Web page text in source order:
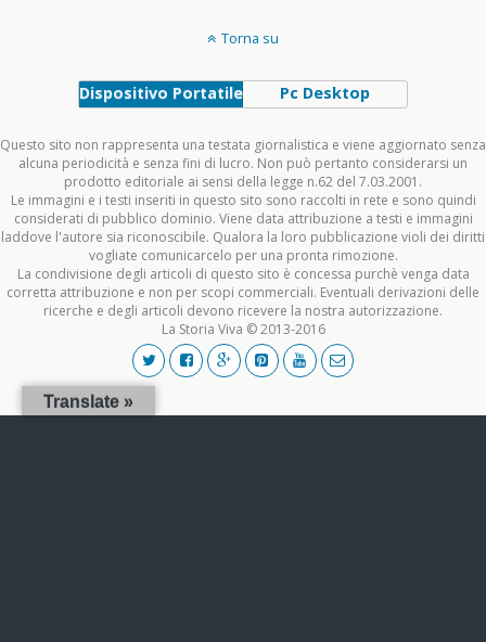
Torna su
Dispositivo Portatile Pc Desktop
Questo sito non rappresenta una testata giornalistica e viene aggiornato senza
alcuna periodicità e senza fini di lucro. Non può pertanto considerarsi un
prodotto editoriale ai sensi della legge n.62 del 7.03.2001.
Le immagini e i testi inseriti in questo sito sono raccolti in rete e sono quindi
considerati di pubblico dominio. Viene data attribuzione a testi e immagini
laddove l'autore sia riconoscibile. Qualora la loro pubblicazione violi dei diritti
vogliate comunicarcelo per una pronta rimozione.
La condivisione degli articoli di questo sito è concessa purchè venga data
corretta attribuzione e non per scopi commerciali. Eventuali derivazioni delle
ricerche e degli articoli devono ricevere la nostra autorizzazione.
La Storia Viva © 2013-2016
Translate »